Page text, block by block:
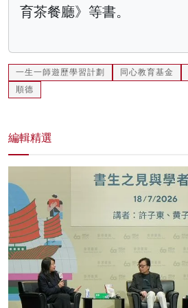
育茶餐廳》等書。
一生一師遊歷學習計劃 同心教育基金
順德
編輯精選